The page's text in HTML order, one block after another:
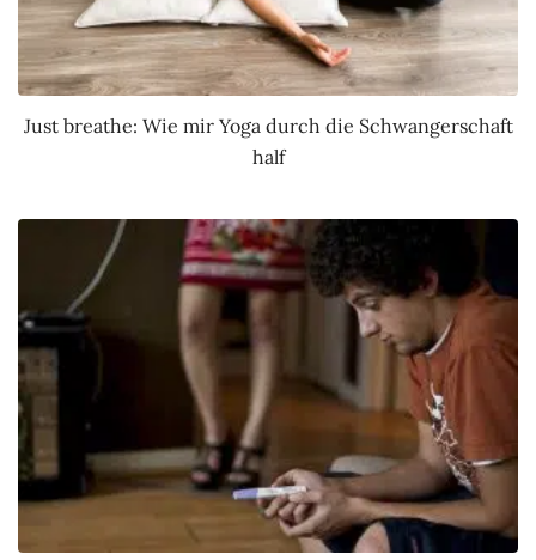
Just breathe: Wie mir Yoga durch die Schwangerschaft
half